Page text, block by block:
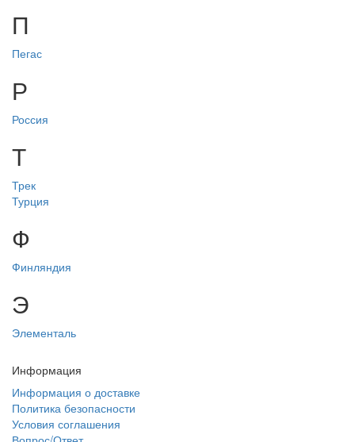
П
Пегас
Р
Россия
Т
Трек
Турция
Ф
Финляндия
Э
Элементаль
Информация
Информация о доставке
Политика безопасности
Условия соглашения